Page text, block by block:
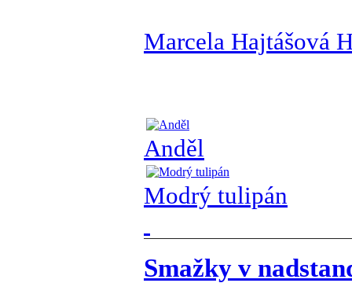
Marcela Hajtášová
Anděl
Modrý tulipán
Smažky v